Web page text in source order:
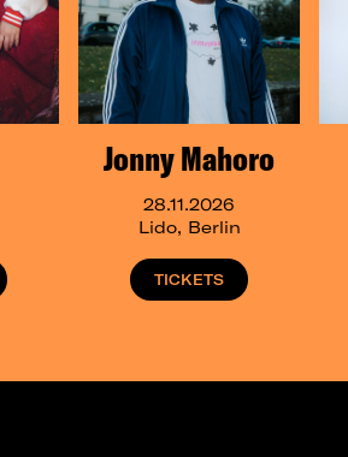
Jonny Mahoro
28.11.2026
Lido, Berlin
TICKETS